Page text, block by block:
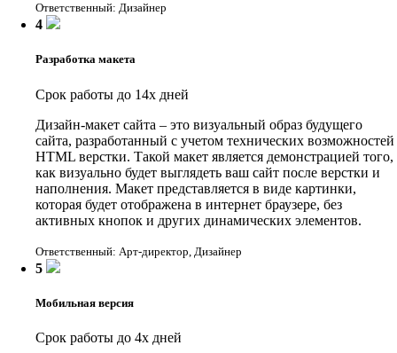
Ответственный: Дизайнер
4
Разработка макета
Срок работы до 14х дней
Дизайн-макет сайта – это визуальный образ будущего
сайта, разработанный с учетом технических возможностей
HTML верстки. Такой макет является демонстрацией того,
как визуально будет выглядеть ваш сайт после верстки и
наполнения. Макет представляется в виде картинки,
которая будет отображена в интернет браузере, без
активных кнопок и других динамических элементов.
Ответственный: Арт-директор, Дизайнер
5
Мобильная версия
Срок работы до 4х дней